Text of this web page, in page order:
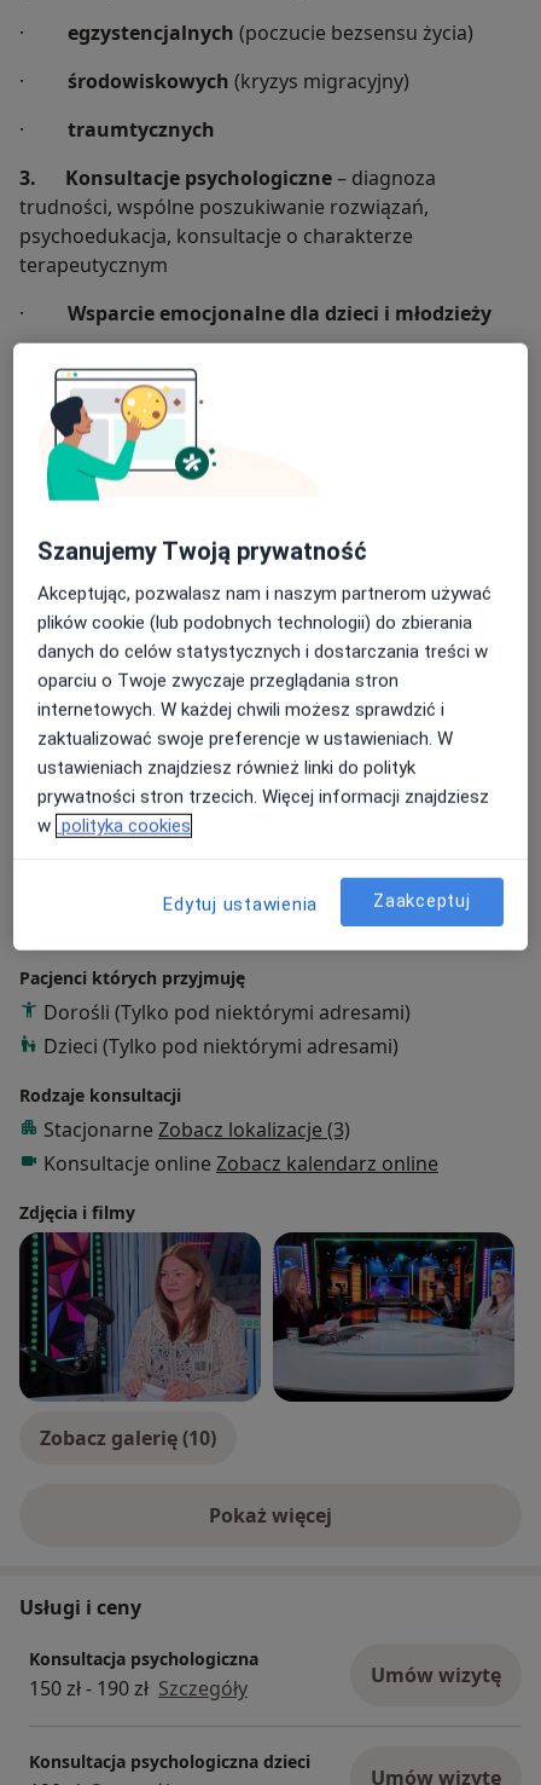
· egzystencjalnych (poczucie bezsensu życia)
· środowiskowych (kryzys migracyjny)
· traumtycznych
3. Konsultacje psychologiczne– diagnoza
trudności, wspólne poszukiwanie rozwiązań,
psychoedukacja, konsultacje o charakterze
terapeutycznym
· Wsparcie emocjonalne dla dzieci i młodzieży
·Wspieranie rozwoju
rozwijanie umiejętności społecznych,
·Wsparcie dla rodziców
kompetencji rodzicielskich
dostosowana do potrzeb grupy.
więcejO mnie
Zakres porad
Psychologia dzieci
Psychologia kryzysu
Psychosomatyka
Psychologia dorosłych
Autyzm
+33 a11y_sr_more_diseases
Pacjenci których przyjmuję
Dorośli (Tylko pod niektórymi adresami)
Dzieci (Tylko pod niektórymi adresami)
Rodzaje konsultacji
Stacjonarne Zobacz lokalizacje (3)
Konsultacje online Zobacz kalendarz online
Zdjęcia i filmy
Zobacz galerię (10)
Pokaż więcejo doświadczeniu
Usługi i ceny
Konsultacja psychologiczna
150 zł - 190 zł Szczegóły Umów wizytę
Konsultacja psychologiczna dzieci
Umów wizytę
Szanujemy Twoją prywatność
Akceptując, pozwalasz nam i naszym partnerom używać
plików cookie (lub podobnych technologii) do zbierania
danych do celów statystycznych i dostarczania treści w
oparciu o Twoje zwyczaje przeglądania stron
internetowych. W każdej chwili możesz sprawdzić i
zaktualizować swoje preferencje w ustawieniach. W
ustawieniach znajdziesz również linki do polityk
prywatności stron trzecich. Więcej informacji znajdziesz
w polityka cookies
Edytuj ustawienia Zaakceptuj